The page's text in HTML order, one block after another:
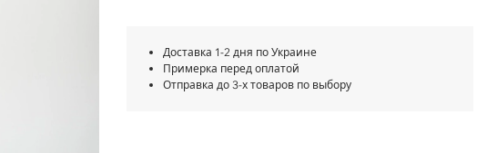
Доставка 1-2 дня по Украине
Примерка перед оплатой
Отправка до 3-х товаров по выбору